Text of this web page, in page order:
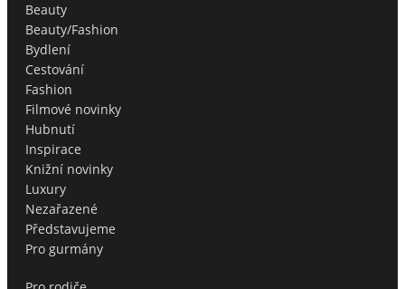
Beauty
Beauty/Fashion
Bydlení
Cestování
Fashion
Filmové novinky
Hubnutí
Inspirace
Knižní novinky
Luxury
Nezařazené
Představujeme
Pro gurmány